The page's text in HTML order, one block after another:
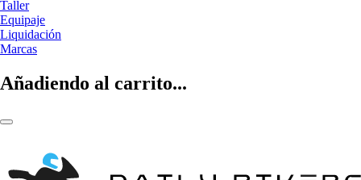
Taller
Equipaje
Liquidación
Marcas
Añadiendo al carrito...